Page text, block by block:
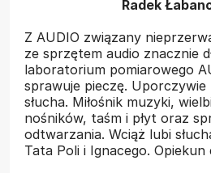
Radek
Z AUDIO związany
ze sprzętem audio znacznie
laboratorium pomiarowego
sprawuje pieczę. Uporczywie
słucha. Miłośnik muzyki,
nośników, taśm i płyt oraz
odtwarzania. Wciąż lubi
Tata Poli i Ignacego.